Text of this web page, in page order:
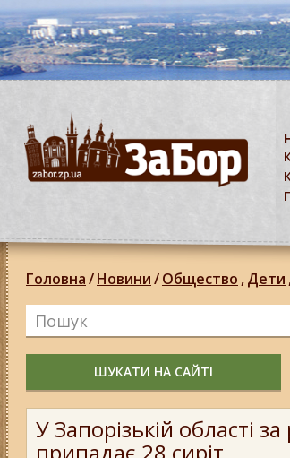
Головна/Новини/Общество ,Дети
ШУКАТИ НА САЙТІ
У Запорізькій області